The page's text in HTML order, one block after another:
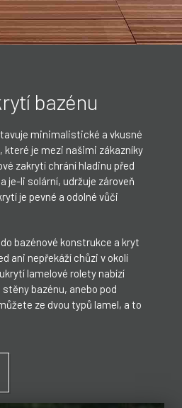
bazénu
minimalistické a vkusné
které je mezi našimi zákazníky
zakrytí chrání hladinu před
je-li solární, udržuje zároveň
je pevné a odolné vůči
bazénové konstrukce a kryt
ani nepřekáží chůzi v okolí
lamelové rolety nabízí
bazénu, anebo pod
ze dvou typů lamel, a to